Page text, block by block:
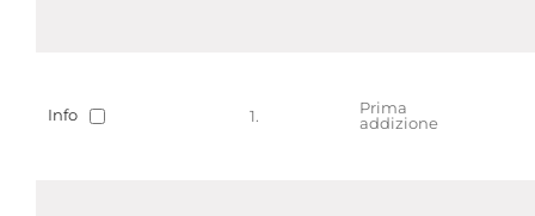
Info 1.
Prima
addizione